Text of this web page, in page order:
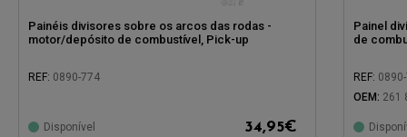
Painéis divisores sobre os arcos das rodas -
motor/depósito de combustível, Pick-up
REF: 0890-774
Disponível 34,95€
Painel
de
REF:
OEM: 261